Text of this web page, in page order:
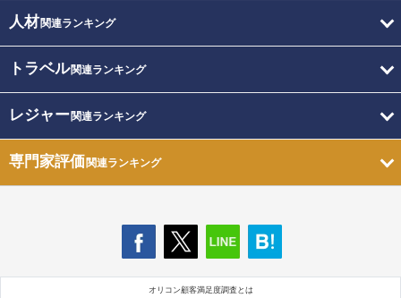
人材関連ランキング
トラベル関連ランキング
レジャー関連ランキング
専門家評価関連ランキング
オリコン顧客満足度調査とは